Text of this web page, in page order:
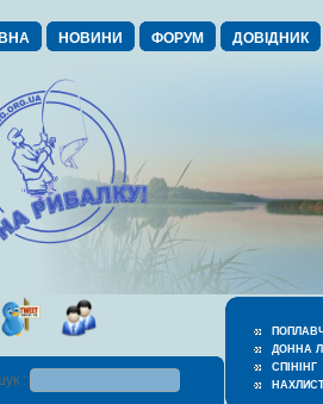
НОВИНИ ФОРУМ ДОВІДНИК
ДОННА
СПІНІНГ
: